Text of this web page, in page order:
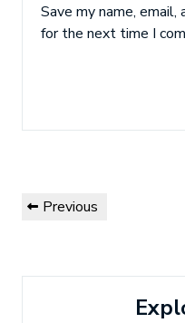
Save my name,
for the next time I
Post
navigation
Previous
Previous